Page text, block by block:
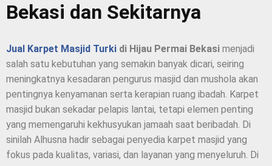
Bekasi dan Sekitarnya
Jual Karpet Masjid Turki di Hijau Permai Bekasi menjadi
salah satu kebutuhan yang semakin banyak dicari, seiring
meningkatnya kesadaran pengurus masjid dan mushola akan
pentingnya kenyamanan serta kerapian ruang ibadah. Karpet
masjid bukan sekadar pelapis lantai, tetapi elemen penting
yang memengaruhi kekhusyukan jamaah saat beribadah. Di
sinilah Alhusna hadir sebagai penyedia karpet masjid yang
fokus pada kualitas, variasi, dan layanan yang menyeluruh. Di